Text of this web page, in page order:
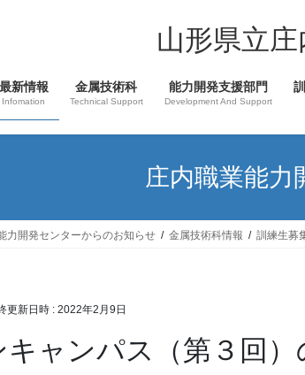
山形県立
最新情報
Infomation
金属技術科
Technical Support
能力開発支援部門
Development And Support
庄内職業能
力開発センターからのお知らせ 金属技術科情報 訓練生募
更新日時 : 2022年2月9日
キャンパス（第３回）